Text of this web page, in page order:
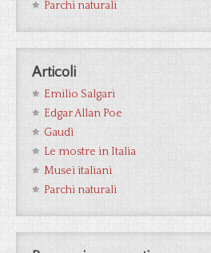
Parchi naturali
Articoli
Emilio Salgari
Edgar Allan Poe
Gaudì
Le mostre in Italia
Musei italiani
Parchi naturali